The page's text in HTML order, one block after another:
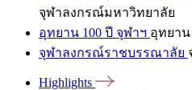
จุฬาลงกรณ์มหาวิทยาลัย
อุทยาน 100 ปี จุฬาฯ อุทยาน
จุฬาลงกรณ์ราชบรรณาลัย
Highlights